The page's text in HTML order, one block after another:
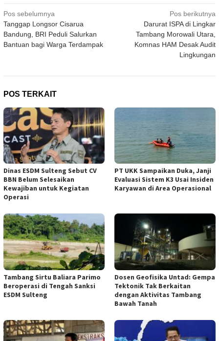
Navigasi
pos
Pos sebelumnya
Tanggap Longsor Cisarua
Bandung, BRI Peduli Salurkan
Bantuan bagi Warga Terdampak
Pos berikutnya
Darurat ISPA di Lingkar
Tambang Morowali Utara,
Komnas HAM Desak Audit
Lingkungan
POS TERKAIT
Dinas ESDM Sulteng Sebut CV
BBN Belum Selesaikan
Kewajiban untuk Kegiatan
Operasi
PT UKK Sampaikan Duka, Janji
Evaluasi Sistem K3 Usai Insiden
Karyawan di Area Operasional
Tambang Sirtu Baliara Parimo
Beroperasi di Tengah Sanksi
ESDM Sulteng
Dosen Geofisika Untad: Gempa
Tektonik Tak Berkaitan
dengan Aktivitas Tambang
Bawah Tanah